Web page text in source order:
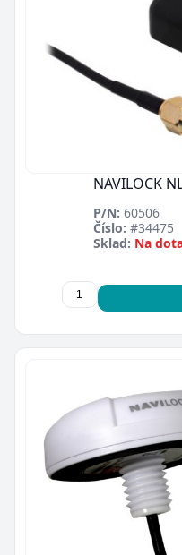
NAVILOCK
P/N: 60506
Číslo: #34475
Sklad: Na